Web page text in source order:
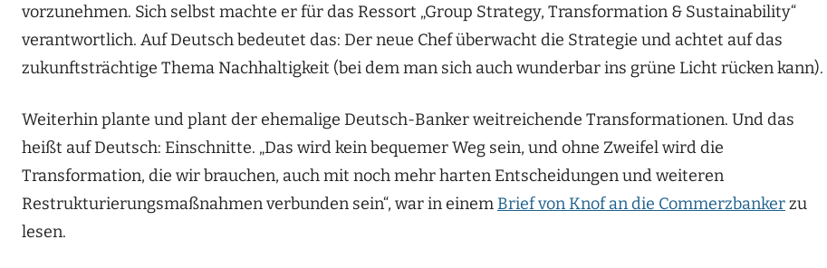
vorzunehmen. Sich selbst machte er für das Ressort „Group Strategy, Transformation & Sustainability“
verantwortlich. Auf Deutsch bedeutet das: Der neue Chef überwacht die Strategie und achtet auf das
zukunftsträchtige Thema Nachhaltigkeit (bei dem man sich auch wunderbar ins grüne Licht rücken kann).
Weiterhin plante und plant der ehemalige Deutsch-Banker weitreichende Transformationen. Und das
heißt auf Deutsch: Einschnitte. „Das wird kein bequemer Weg sein, und ohne Zweifel wird die
Transformation, die wir brauchen, auch mit noch mehr harten Entscheidungen und weiteren
Restrukturierungsmaßnahmen verbunden sein“, war in einem Brief von Knof an die Commerzbankerzu
lesen.